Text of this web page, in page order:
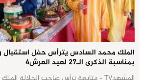
الملك محمد السادس يترأس حفل
بمناسبة الذكرى الـ27 لعيد العرش٤